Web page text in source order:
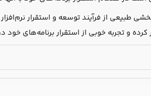
طبیعی از فرآیند توسعه و استقرار
و تجربه خوبی از استقرار برنامه‌های خود در